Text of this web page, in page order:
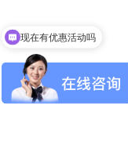
现在有优惠活动吗